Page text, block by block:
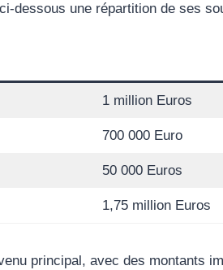
dessous une répartition de ses
1 million Euros
700 000 Euro
50 000 Euros
1,75 million Euros
principal, avec des montants